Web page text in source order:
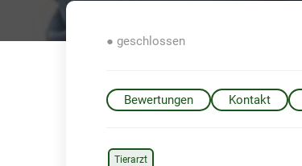
● geschlossen
Bewertungen Kontakt
Tierarzt